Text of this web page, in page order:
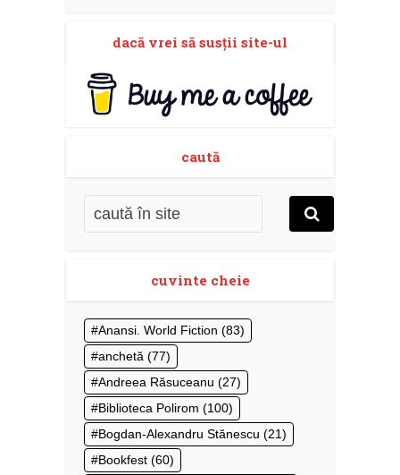
dacă vrei să susţii site-ul
caută
cuvinte cheie
Anansi. World Fiction (83)
anchetă (77)
Andreea Răsuceanu (27)
Biblioteca Polirom (100)
Bogdan-Alexandru Stănescu (21)
Bookfest (60)